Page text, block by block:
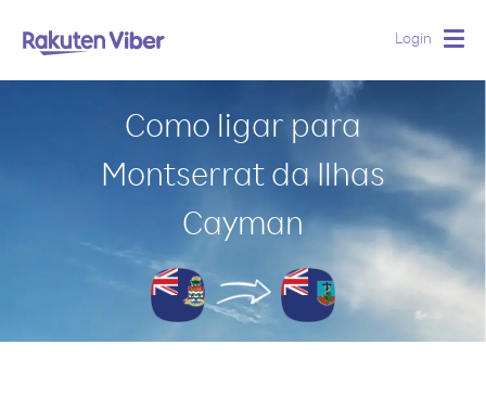
Login
Como ligar para
Montserrat da Ilhas
Cayman